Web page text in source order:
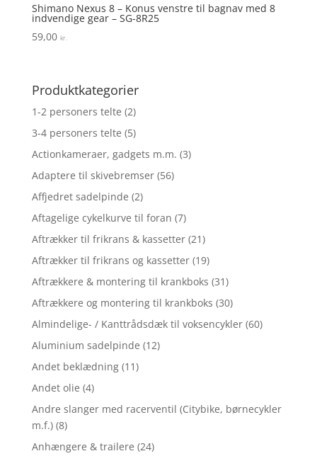
Shimano Nexus 8 – Konus venstre til bagnav med 8
indvendige gear – SG-8R25
59,00 kr.
Produktkategorier
1-2 personers telte (2)
3-4 personers telte (5)
Actionkameraer, gadgets m.m. (3)
Adaptere til skivebremser (56)
Affjedret sadelpinde (2)
Aftagelige cykelkurve til foran (7)
Aftrækker til frikrans & kassetter (21)
Aftrækker til frikrans og kassetter (19)
Aftrækkere & montering til krankboks (31)
Aftrækkere og montering til krankboks (30)
Almindelige- / Kanttrådsdæk til voksencykler (60)
Aluminium sadelpinde (12)
Andet beklædning (11)
Andet olie (4)
Andre slanger med racerventil (Citybike, børnecykler
m.f.) (8)
Anhængere & trailere (24)